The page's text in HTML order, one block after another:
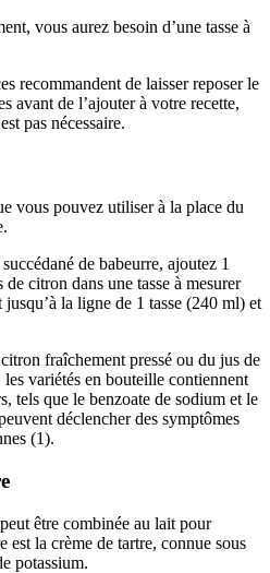
vous aurez besoin d’une tasse à
recommandent de laisser reposer le
avant de l’ajouter à votre recette,
pas nécessaire.
vous pouvez utiliser à la place du
de babeurre, ajoutez 1
citron dans une tasse à mesurer
la ligne de 1 tasse (240 ml) et
fraîchement pressé ou du jus de
variétés en bouteille contiennent
tels que le benzoate de sodium et le
déclencher des symptômes
(1).
être combinée au lait pour
est la crème de tartre, connue sous
potassium.